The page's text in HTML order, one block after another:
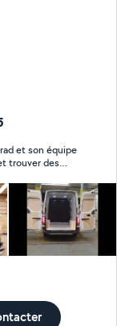
et son équipe
trouver des